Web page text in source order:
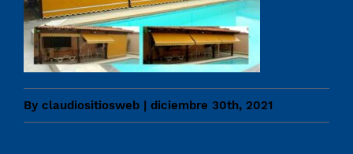
By claudiositiosweb | diciembre 30th, 2021